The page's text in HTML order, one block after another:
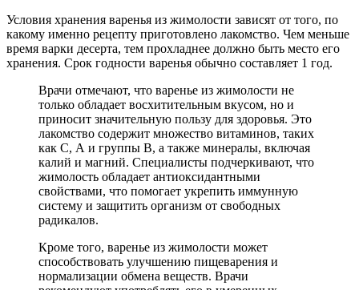
Условия хранения варенья из жимолости зависят от того, по
какому именно рецепту приготовлено лакомство. Чем меньше
время варки десерта, тем прохладнее должно быть место его
хранения. Срок годности варенья обычно составляет 1 год.
Врачи отмечают, что варенье из жимолости не
только обладает восхитительным вкусом, но и
приносит значительную пользу для здоровья. Это
лакомство содержит множество витаминов, таких
как С, А и группы В, а также минералы, включая
калий и магний. Специалисты подчеркивают, что
жимолость обладает антиоксидантными
свойствами, что помогает укрепить иммунную
систему и защитить организм от свободных
радикалов.
Кроме того, варенье из жимолости может
способствовать улучшению пищеварения и
нормализации обмена веществ. Врачи